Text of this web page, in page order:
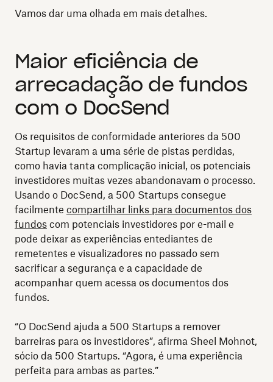
Vamos dar uma olhada em mais detalhes.
Maior eficiência de
arrecadação de fundos
com o DocSend
Os requisitos de conformidade anteriores da 500
Startup levaram a uma série de pistas perdidas,
como havia tanta complicação inicial, os potenciais
investidores muitas vezes abandonavam o processo.
Usando o DocSend, a 500 Startups consegue
facilmente compartilhar links para documentos dos
fundos com potenciais investidores por e-mail e
pode deixar as experiências entediantes de
remetentes e visualizadores no passado sem
sacrificar a segurança e a capacidade de
acompanhar quem acessa os documentos dos
fundos.
“O DocSend ajuda a 500 Startups a remover
barreiras para os investidores”, afirma Sheel Mohnot,
sócio da 500 Startups. “Agora, é uma experiência
perfeita para ambas as partes.”